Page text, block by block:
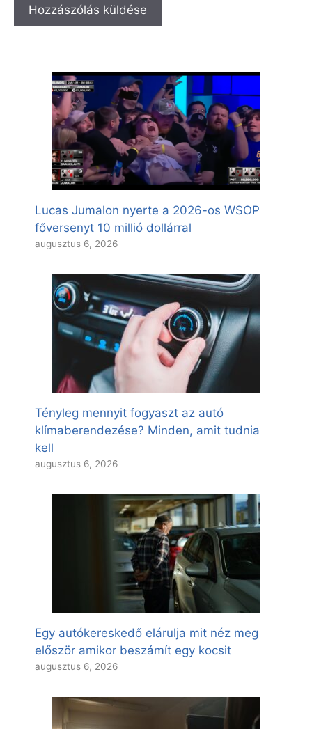
Lucas Jumalon nyerte a 2026-os WSOP
főversenyt 10 millió dollárral
augusztus 6, 2026
Tényleg mennyit fogyaszt az autó
klímaberendezése? Minden, amit tudnia
kell
augusztus 6, 2026
Egy autókereskedő elárulja mit néz meg
először amikor beszámít egy kocsit
augusztus 6, 2026